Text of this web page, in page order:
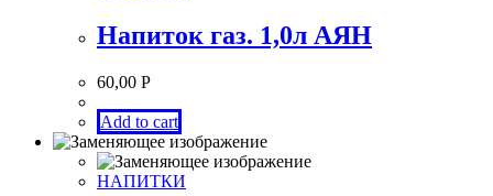
Напиток газ. 1,0л АЯН
60,00 Р
Add to cart
НАПИТКИ